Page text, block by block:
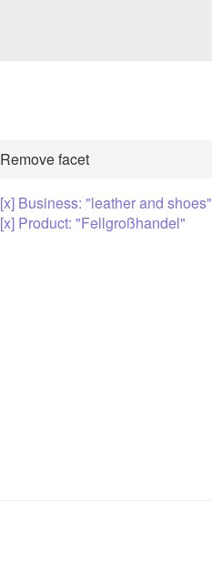
Remove facet
[x] Business: "leather and shoes"
[x] Product: "Fellgroßhandel"